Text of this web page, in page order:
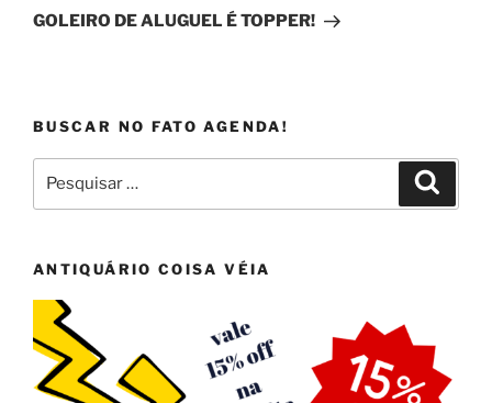
post
GOLEIRO DE ALUGUEL É TOPPER!
BUSCAR NO FATO AGENDA!
por:
ANTIQUÁRIO COISA VÉIA